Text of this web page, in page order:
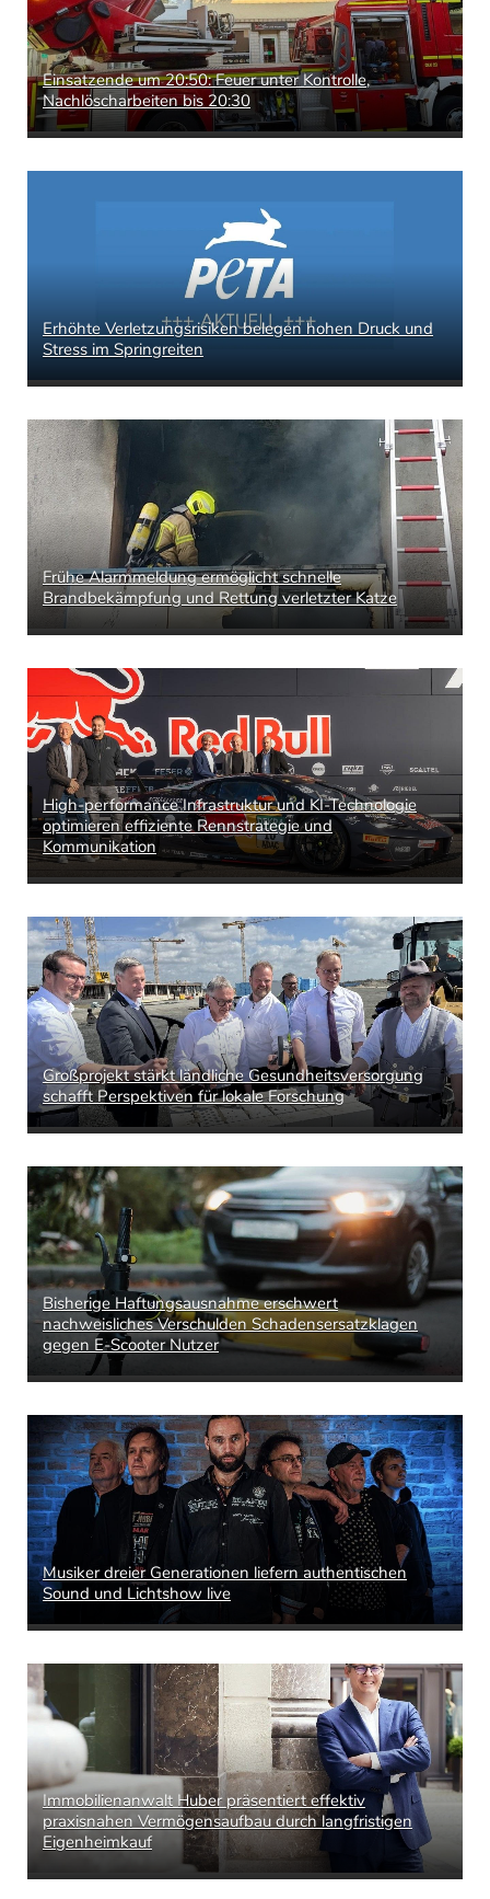
Einsatzende um 20:50: Feuer unter Kontrolle,
Nachlöscharbeiten bis 20:30
Erhöhte Verletzungsrisiken belegen hohen Druck und
Stress im Springreiten
Frühe Alarmmeldung ermöglicht schnelle
Brandbekämpfung und Rettung verletzter Katze
High-performance Infrastruktur und KI-Technologie
optimieren effiziente Rennstrategie und
Kommunikation
Großprojekt stärkt ländliche Gesundheitsversorgung
schafft Perspektiven für lokale Forschung
Bisherige Haftungsausnahme erschwert
nachweisliches Verschulden Schadensersatzklagen
gegen E-Scooter Nutzer
Musiker dreier Generationen liefern authentischen
Sound und Lichtshow live
Immobilienanwalt Huber präsentiert effektiv
praxisnahen Vermögensaufbau durch langfristigen
Eigenheimkauf